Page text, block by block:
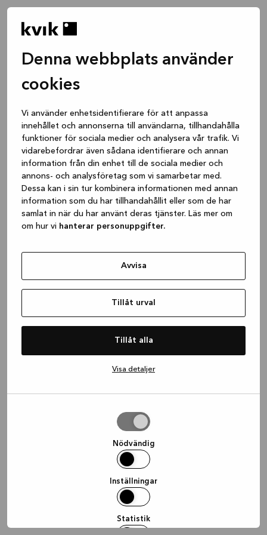
Denna webbplats använder
cookies
Vi använder enhetsidentifierare för att anpassa
innehållet och annonserna till användarna, tillhandahålla
funktioner för sociala medier och analysera vår trafik. Vi
vidarebefordrar även sådana identifierare och annan
information från din enhet till de sociala medier och
annons- och analysföretag som vi samarbetar med.
Dessa kan i sin tur kombinera informationen med annan
information som du har tillhandahållit eller som de har
samlat in när du har använt deras tjänster. Läs mer om
om hur vi hanterar personuppgifter.
Avvisa
Tillåt urval
Tillåt alla
Visa detaljer
Nödvändig
Inställningar
Statistik
(see the browser console for more
information).